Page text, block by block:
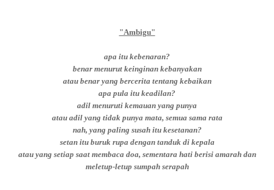
"Ambigu"
apa itu kebenaran?
benar menurut keinginan kebanyakan
atau benar yang bercerita tentang kebaikan
apa pula itu keadilan?
adil menuruti kemauan yang punya
atau adil yang tidak punya mata, semua sama rata
nah, yang paling susah itu kesetanan?
setan itu buruk rupa dengan tanduk di kepala
atau yang setiap saat membaca doa, sementara hati berisi amarah dan
meletup-letup sumpah serapah